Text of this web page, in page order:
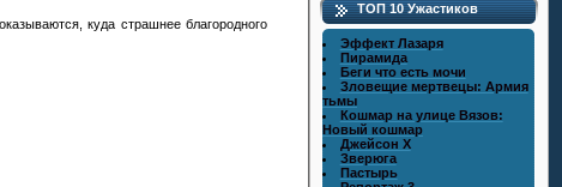
куда страшнее благородного
ТОП 10 Ужастиков
Эффект Лазаря
Пирамида
Беги что есть мочи
Зловещие мертвецы: Армия
тьмы
Кошмар на улице Вязов:
Новый кошмар
Джейсон X
Зверюга
Пастырь